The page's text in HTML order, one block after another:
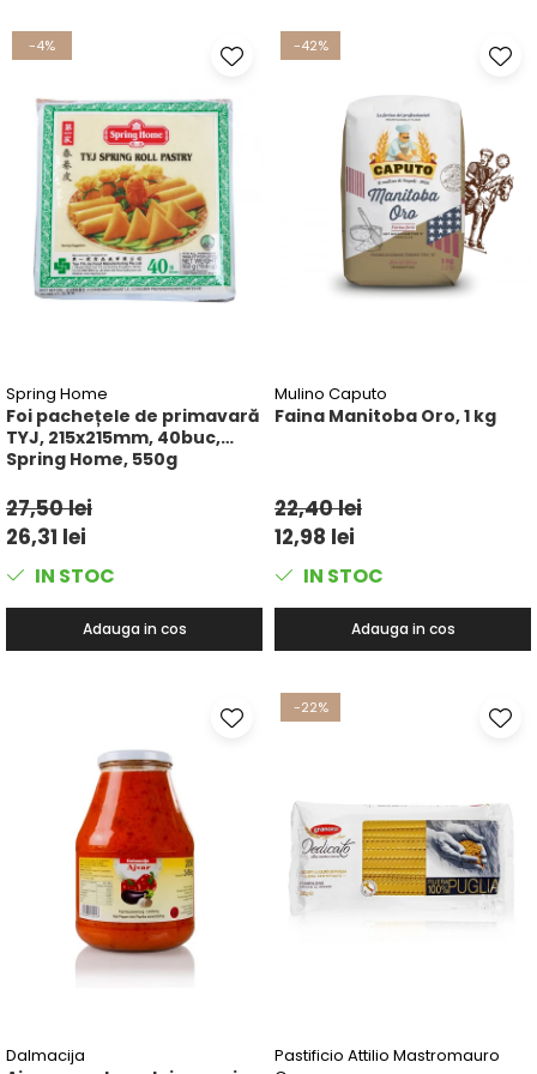
Ulei Huileries du Berry
Ulei Wiberg Gastro
-4%
Spring Home
Foi pachețele de primavară
TYJ, 215x215mm, 40buc,
Spring Home, 550g
27,50 lei
26,31 lei
IN STOC
Adauga in cos
-42%
Mulino Caputo
Faina Manitoba Oro, 1 kg
22,40 lei
12,98 lei
IN STOC
Adauga in cos
Dalmacija
-22%
Pastificio Attilio Mastromauro